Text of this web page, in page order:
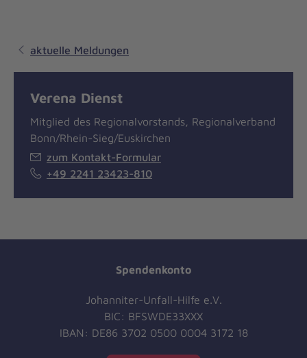
aktuelle Meldungen
Verena Dienst
Mitglied des Regionalvorstands, Regionalverband
Bonn/Rhein-Sieg/Euskirchen
zum Kontakt-Formular
+49 2241 23423-810
Spendenkonto
Johanniter-Unfall-Hilfe e.V.
BIC: BFSWDE33XXX
IBAN: DE86 3702 0500 0004 3172 18